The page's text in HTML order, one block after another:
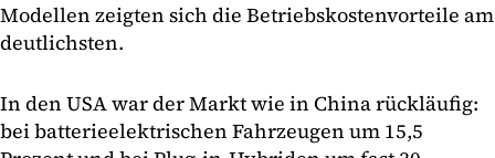
Modellen zeigten sich die Betriebskostenvorteile am
deutlichsten.
In den USA war der Markt wie in China rückläufig:
bei batterieelektrischen Fahrzeugen um 15,5